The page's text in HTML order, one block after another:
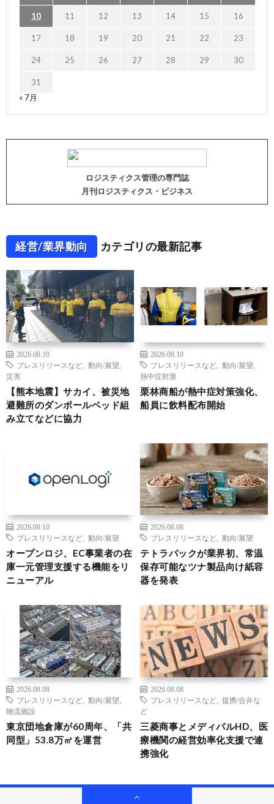
10 11 12 13 14 15 16
17 18 19 20 21 22 23
24 25 26 27 28 29 30
31
« 7月
ロジスティクス管理の専門誌
月刊ロジスティクス・ビジネス
経営/業界動向 カテゴリの最新記事
2026.08.10
プレスリリースなど
動向/展望
災害
【熊本地震】サカイ、被災地
避難所のダンボールベッド組
み立てなどに協力
2026.08.10
プレスリリースなど
動向/展望
熱中症対策
栗林商船が熱中症対策強化、
船員に飲料配布開始
2026.08.10
プレスリリースなど
動向/展望
オープンロジ、EC事業者の在
庫一元管理支援する機能をリ
ニューアル
2026.08.08
プレスリリースなど
動向/展望
テトラパックが業界初、常温
保存可能なツナ製品向け紙容
器を発表
2026.08.08
プレスリリースなど
動向/展望
物流施設
東京団地倉庫が60周年、「共
同型」53.8万㎡を運営
2026.08.08
プレスリリースなど
提携/合弁な
ど
三菱商事とメディパルHD、医
療機関の経営効率化支援で連
携強化